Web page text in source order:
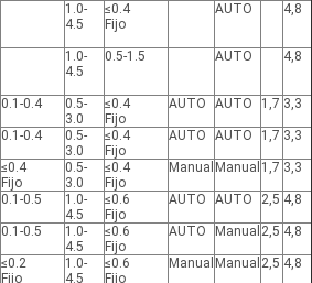
1.0-
4.5
≤0.4
Fijo
AUTO 4,8
1.0-
4.5
0.5-1.5 AUTO 4,8
0.1-0.4
0.5-
3.0
≤0.4
Fijo
AUTO AUTO 1,7 3,3
0.1-0.4
0.5-
3.0
≤0.4
Fijo
AUTO AUTO 1,7 3,3
≤0.4
Fijo
0.5-
3.0
≤0.4
Fijo
Manual Manual 1,7 3,3
0.1-0.5
1.0-
4.5
≤0.6
Fijo
AUTO AUTO 2,5 4,8
0.1-0.5
1.0-
4.5
≤0.6
Fijo
AUTO Manual 2,5 4,8
≤0.2
Fijo
1.0-
4.5
≤0.6
Fijo
Manual Manual 2,5 4,8